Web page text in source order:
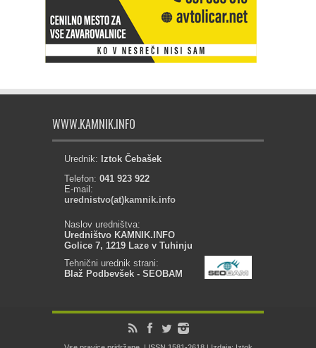
WWW.KAMNIK.INFO
Urednik: Iztok Čebašek
Telefon: 041 923 922
E-mail:
urednistvo(at)kamnik.info
Naslov uredništva:
Uredništvo KAMNIK.INFO
Golice 7, 1219 Laze v Tuhinju
Tehnični urednik strani:
Blaž Podbevšek - SEOBAM